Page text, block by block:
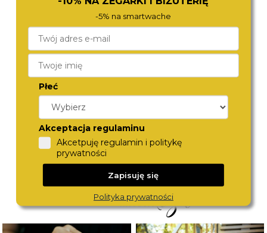
DIESEL
DZ4338
1 380,-
DZ4691
-5% na smartwache
Płeć
Akceptacja regulaminu
Akcetpuję regulamin i politykę
prywatności
Zapisuję się
Polityka prywatności